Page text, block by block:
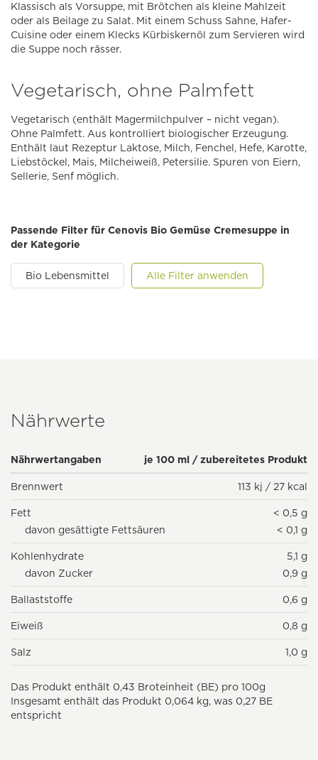
Klassisch als Vorsuppe, mit Brötchen als kleine Mahlzeit
oder als Beilage zu Salat. Mit einem Schuss Sahne, Hafer-
Cuisine oder einem Klecks Kürbiskernöl zum Servieren wird
die Suppe noch rässer.
Vegetarisch, ohne Palmfett
Vegetarisch (enthält Magermilchpulver – nicht vegan).
Ohne Palmfett. Aus kontrolliert biologischer Erzeugung.
Enthält laut Rezeptur Laktose, Milch, Fenchel, Hefe, Karotte,
Lieb­stöckel, Mais, Milchei­weiß, Petersilie. Spuren von Eiern,
Sellerie, Senf möglich.
Passende Filter für Cenovis Bio Gemüse Cremesuppe in
der Kategorie
Bio Lebensmittel Alle Filter anwenden
Nährwerte
Nährwertangaben je 100 ml / zubereitetes Produkt
Brennwert 113 kj / 27 kcal
Fett
< 0,5 g
davon gesättigte Fettsäuren
< 0,1 g
Kohlenhydrate
5,1 g
davon Zucker
0,9 g
Ballaststoffe 0,6 g
Eiweiß 0,8 g
Salz 1,0 g
Das Produkt enthält 0,43 Broteinheit (BE) pro 100g
Insgesamt enthält das Produkt 0,064 kg, was 0,27 BE
entspricht